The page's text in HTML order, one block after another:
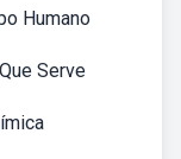
Humano
Serve